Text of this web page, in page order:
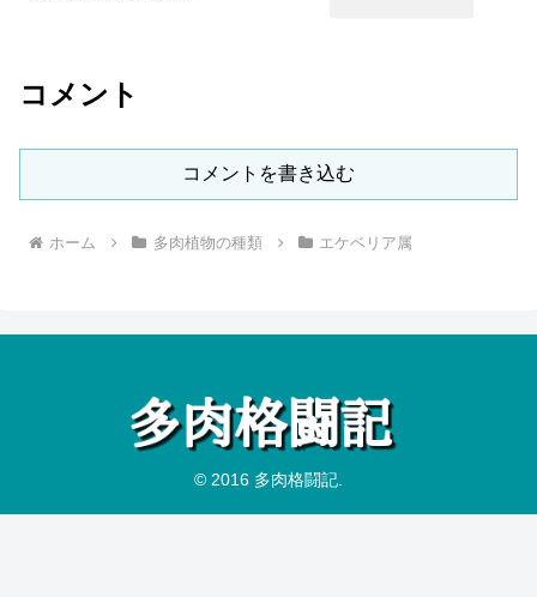
コメント
コメントを書き込む
ホーム 多肉植物の種類 エケベリア属
© 2016 多肉格闘記.